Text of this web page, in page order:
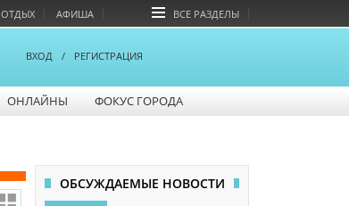
ОТДЫХ АФИША ВСЕ РАЗДЕЛЫ
ВХОД / РЕГИСТРАЦИЯ
ОНЛАЙНЫ ФОКУС ГОРОДА
ОБСУЖДАЕМЫЕ НОВОСТИ